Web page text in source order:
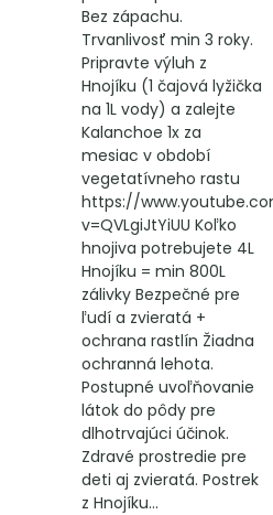
Bez zápachu.
Trvanlivosť min 3 roky.
Pripravte výluh z
Hnojíku (1 čajová lyžička
na 1L vody) a zalejte
Kalanchoe 1x za
mesiac v období
vegetatívneho rastu
https://
v=QVLgiJtYiUU Koľko
hnojiva potrebujete 4L
Hnojíku = min 800L
zálivky Bezpečné pre
ľudí a zvieratá +
ochrana rastlín Žiadna
ochranná lehota.
Postupné uvoľňovanie
látok do pôdy pre
dlhotrvajúci účinok.
Zdravé prostredie pre
deti aj zvieratá. Postrek
z Hnojíku...